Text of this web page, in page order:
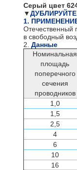
Серый цвет
▼
1.
Отечественный
в свободный
2. Данные
Номинальная
площадь
поперечного
сечения
проводников
1,0
1,5
2,5
4
6
10
16